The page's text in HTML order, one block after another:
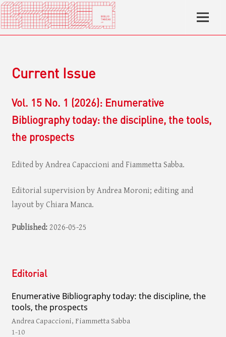
Current Issue
Vol. 15 No. 1 (2026): Enumerative
Bibliography today: the discipline, the tools,
the prospects
Edited by Andrea Capaccioni and Fiammetta Sabba.
Editorial supervision by Andrea Moroni; editing and
layout by Chiara Manca.
Published: 2026-05-25
Editorial
Enumerative Bibliography today: the discipline, the
tools, the prospects
Andrea Capaccioni, Fiammetta Sabba
1-10